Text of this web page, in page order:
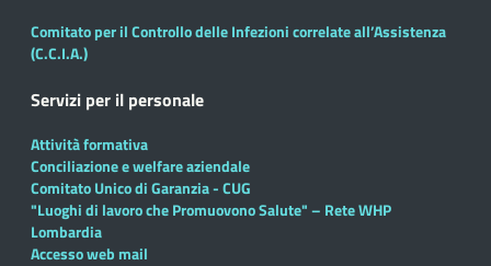
Comitato per il Controllo delle Infezioni correlate all’Assistenza
(C.C.I.A.)
Servizi per il personale
Attività formativa
Conciliazione e welfare aziendale
Comitato Unico di Garanzia - CUG
"Luoghi di lavoro che Promuovono Salute" – Rete WHP
Lombardia
Accesso web mail